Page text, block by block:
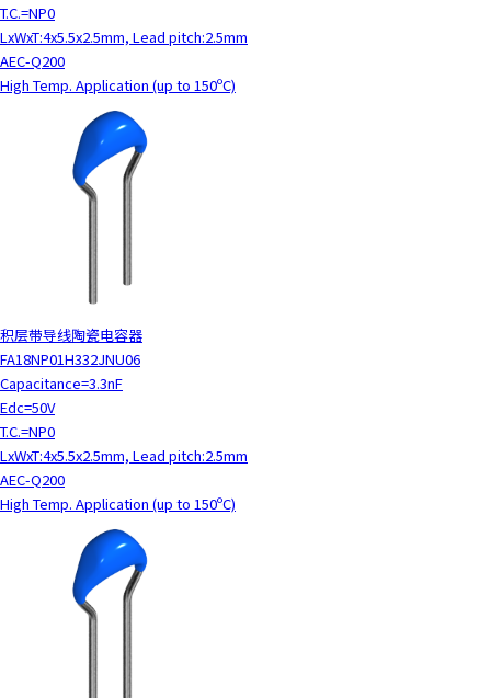
T.C.=NP0
LxWxT:4x5.5x2.5mm, Lead pitch:2.5mm
AEC-Q200
High Temp. Application (up to 150ºC)
积层带导线陶瓷电容器
FA18NP01H332JNU06
Capacitance=3.3nF
Edc=50V
T.C.=NP0
LxWxT:4x5.5x2.5mm, Lead pitch:2.5mm
AEC-Q200
High Temp. Application (up to 150ºC)